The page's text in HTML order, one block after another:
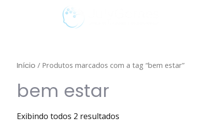
Início / Produtos marcados com a tag “bem estar”
bem estar
Exibindo todos 2 resultados